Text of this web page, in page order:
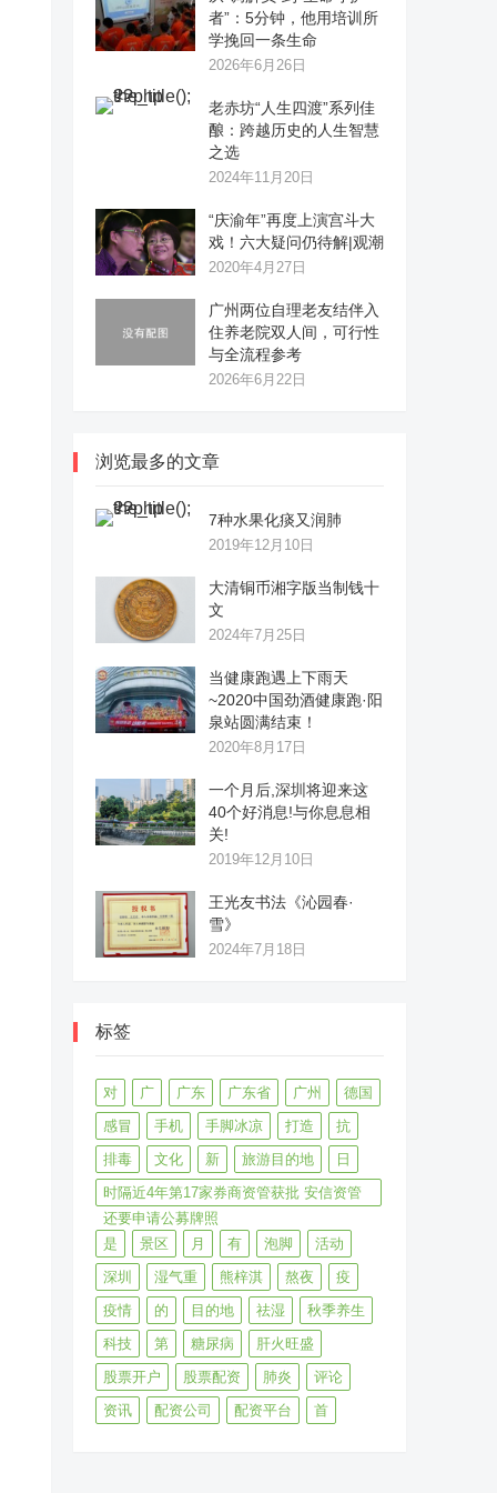
者”：5分钟，他用培训所
学挽回一条生命
2026年6月26日
老赤坊“人生四渡”系列佳
酿：跨越历史的人生智慧
之选
2024年11月20日
“庆渝年”再度上演宫斗大
戏！六大疑问仍待解|观潮
2020年4月27日
广州两位自理老友结伴入
住养老院双人间，可行性
与全流程参考
2026年6月22日
浏览最多的文章
7种水果化痰又润肺
2019年12月10日
大清铜币湘字版当制钱十
文
2024年7月25日
当健康跑遇上下雨天
~2020中国劲酒健康跑·阳
泉站圆满结束！
2020年8月17日
一个月后,深圳将迎来这
40个好消息!与你息息相
关!
2019年12月10日
王光友书法《沁园春·
雪》
2024年7月18日
标签
对 广 广东 广东省 广州
德国
感冒
手机 手脚冰凉 打造
抗
排毒
文化 新 旅游目的地
日
时隔近4年第17家券商资管获批 安信资管
还要申请公募牌照
是
景区 月 有 泡脚
活动
深圳
湿气重 熊梓淇 熬夜
疫
疫情
的 目的地 祛湿
秋季养生
科技
第 糖尿病
肝火旺盛
股票开户
股票配资 肺炎
评论
资讯
配资公司 配资平台 首